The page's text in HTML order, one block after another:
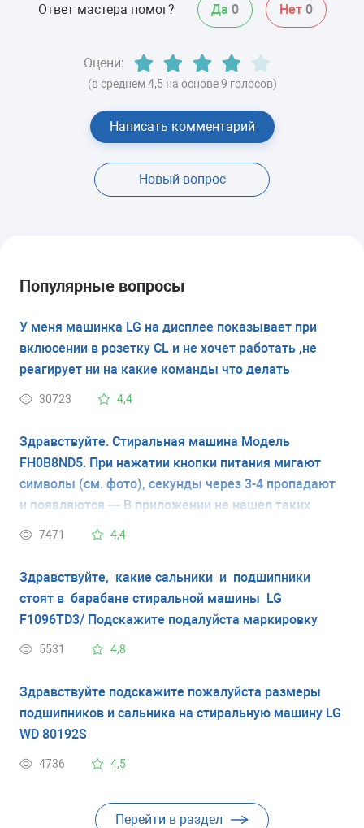
Ответ мастера помог? Да 0 Нет 0
Оцени:
(в среднем 4,5 на основе 9 голосов)
Написать комментарий
Новый вопрос
Популярные вопросы
У меня машинка LG на дисплее показывает при
вклюсении в розетку CL и не хочет работать ,не
реагирует ни на какие команды что делать
30723 4,4
Здравствуйте. Стиральная машина Модель
FH0B8ND5. При нажатии кнопки питания мигают
символы (см. фото), секунды через 3-4 пропадают
и появляются --- В приложении не нашел таких
кодов ошибки. Что это значит и как исправить?
7471 4,4
Здравствуйте, какие сальники и подшипники
стоят в барабане стиральной машины LG
F1096TD3/ Подскажите подалуйста маркировку
5531 4,8
Здравствуйте подскажите пожалуйста размеры
подшипников и сальника на стиральную машину LG
WD 80192S
4736 4,5
Перейти в раздел